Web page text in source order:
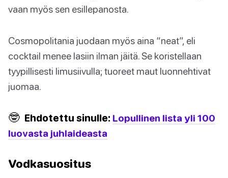
vaan myös sen esillepanosta.
Cosmopolitania juodaan myös aina “neat”, eli
cocktail menee lasiin ilman jäitä. Se koristellaan
tyypillisesti limusiivulla; tuoreet maut luonnehtivat
juomaa.
🤓 Ehdotettu sinulle: Lopullinen lista yli 100
luovasta juhlaideasta
Vodkasuositus